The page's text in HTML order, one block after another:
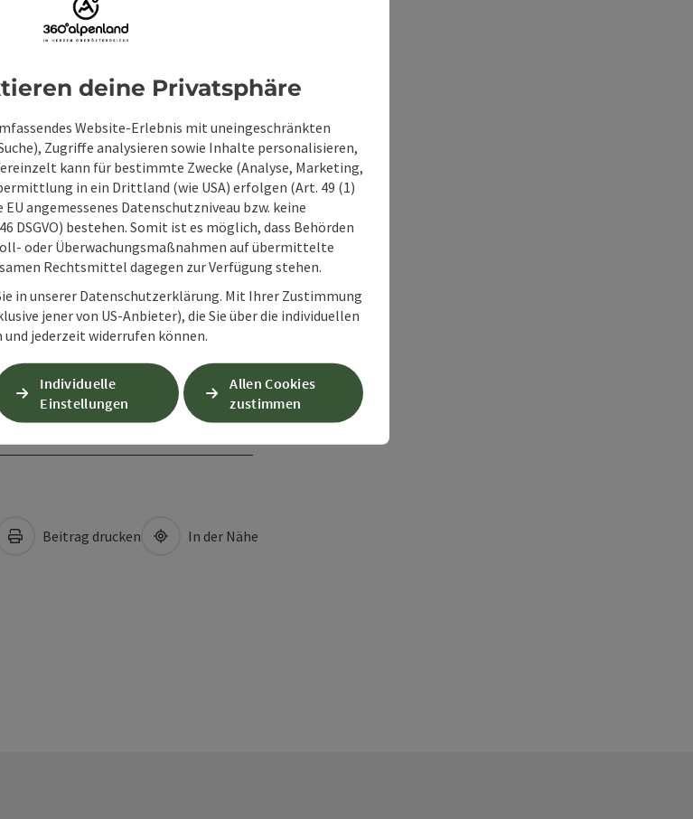
Beitrag drucken In der Nähe
deine Privatsphäre
Website-Erlebnis mit uneingeschränkten
Zugriffe analysieren sowie Inhalte personalisieren,
kann für bestimmte Zwecke (Analyse, Marketing,
in ein Drittland (wie USA) erfolgen (Art. 49 (1)
EU angemessenes Datenschutzniveau bzw. keine
DSGVO) bestehen. Somit ist es möglich, dass Behörden
oder Überwachungsmaßnahmen auf übermittelte
Rechtsmittel dagegen zur Verfügung stehen.
in unserer Datenschutzerklärung. Mit Ihrer Zustimmung
jener von US-Anbieter), die Sie über die individuellen
jederzeit widerrufen können.
Individuelle
Einstellungen
Allen Cookies
zustimmen